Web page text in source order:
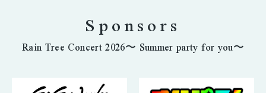
Sponsors
Rain Tree Concert 2026〜 Summer party for you〜